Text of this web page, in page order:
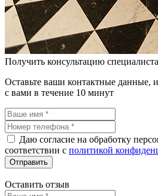
Получить консультацию специалиста
Оставьте ваши контактные данные,
с вами в течение 10 минут
Даю согласие на обработку
соответствии c политикой
Оставить отзыв